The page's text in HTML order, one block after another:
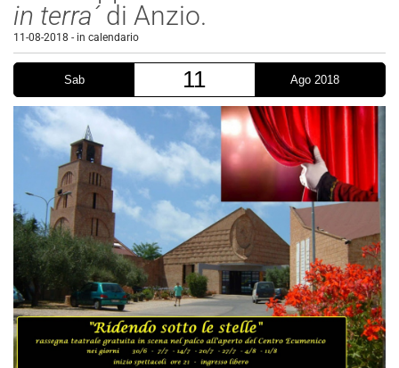
in terra´ di Anzio.
11-08-2018 - in calendario
Sab 11 Ago 2018